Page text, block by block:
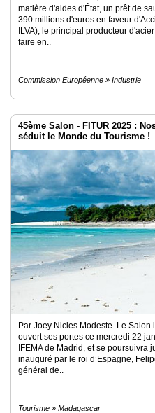
matière d'aides d'État, un prêt de
390 millions d'euros en faveur
ILVA), le principal producteur
faire en..
Commission Européenne » Industrie
45ème Salon - FITUR 2025 :
séduit le Monde du Tourisme !
Par Joey Nicles Modeste. Le
ouvert ses portes ce mercredi 22
IFEMA de Madrid, et se poursuivra
inauguré par le roi d’Espagne,
général de..
Tourisme » Madagascar